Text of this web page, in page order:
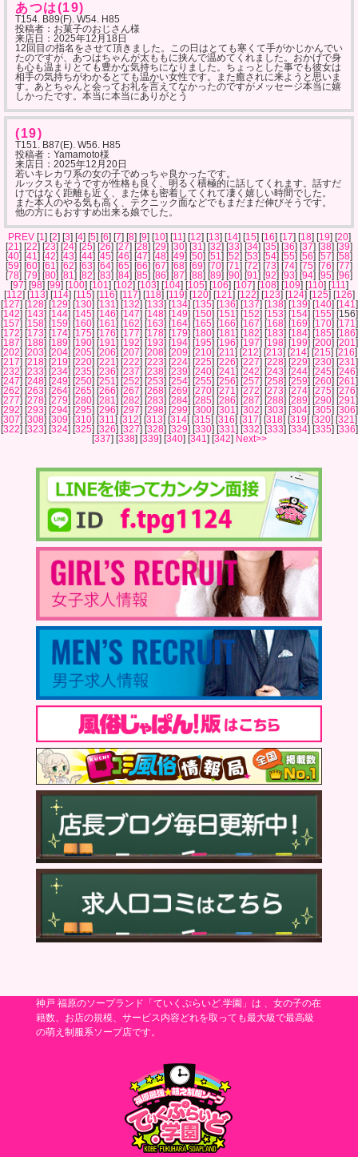
あつは(19)
T154. B89(F). W54. H85
投稿者：お菓子のおじさん様
来店日： 2025年12月18日
12回目の指名をさせて頂きました。この日はとても寒くて手がかじかんでい
たのですが、あつはちゃんが太ももに挟んで温めてくれました。おかげで身
も心も温まりとても豊かな気持ちになりました。ちょっとした事でも彼女は
相手の気持ちがわかるとても温かい女性です。また癒されに来ようと思いま
す。あとちゃんと会ってお礼を言えてなかったのですがメッセージ本当に嬉
しかったです。本当に本当にありがとう
(19)
T151. B87(E). W56. H85
投稿者：Yamamoto様
来店日： 2025年12月20日
若いキレカワ系の女の子でめっちゃ良かったです。
ルックスもそうですが性格も良く、明るく積極的に話してくれます。話すだ
けではなく距離も近く、また体も密着してくれて凄く嬉しい時間でした。
また本人のやる気も高く、テクニック面などでもまだまだ伸びそうです。
他の方にもおすすめ出来る娘でした。
PREV[1] [2] [3] [4] [5] [6] [7] [8] [9] [10] [11] [12] [13] [14] [15] [16] [17] [18] [19] [20]
[21] [22] [23] [24] [25] [26] [27] [28] [29] [30] [31] [32] [33] [34] [35] [36] [37] [38] [39]
[40] [41] [42] [43] [44] [45] [46] [47] [48] [49] [50] [51] [52] [53] [54] [55] [56] [57] [58]
[59] [60] [61] [62] [63] [64] [65] [66] [67] [68] [69] [70] [71] [72] [73] [74] [75] [76] [77]
[78] [79] [80] [81] [82] [83] [84] [85] [86] [87] [88] [89] [90] [91] [92] [93] [94] [95] [96]
[97] [98] [99] [100] [101] [102] [103] [104] [105] [106] [107] [108] [109] [110] [111]
[112] [113] [114] [115] [116] [117] [118] [119] [120] [121] [122] [123] [124] [125] [126]
[127] [128] [129] [130] [131] [132] [133] [134] [135] [136] [137] [138] [139] [140] [141]
[142] [143] [144] [145] [146] [147] [148] [149] [150] [151] [152] [153] [154] [155] [156]
[157] [158] [159] [160] [161] [162] [163] [164] [165] [166] [167] [168] [169] [170] [171]
[172] [173] [174] [175] [176] [177] [178] [179] [180] [181] [182] [183] [184] [185] [186]
[187] [188] [189] [190] [191] [192] [193] [194] [195] [196] [197] [198] [199] [200] [201]
[202] [203] [204] [205] [206] [207] [208] [209] [210] [211] [212] [213] [214] [215] [216]
[217] [218] [219] [220] [221] [222] [223] [224] [225] [226] [227] [228] [229] [230] [231]
[232] [233] [234] [235] [236] [237] [238] [239] [240] [241] [242] [243] [244] [245] [246]
[247] [248] [249] [250] [251] [252] [253] [254] [255] [256] [257] [258] [259] [260] [261]
[262] [263] [264] [265] [266] [267] [268] [269] [270] [271] [272] [273] [274] [275] [276]
[277] [278] [279] [280] [281] [282] [283] [284] [285] [286] [287] [288] [289] [290] [291]
[292] [293] [294] [295] [296] [297] [298] [299] [300] [301] [302] [303] [304] [305] [306]
[307] [308] [309] [310] [311] [312] [313] [314] [315] [316] [317] [318] [319] [320] [321]
[322] [323] [324] [325] [326] [327] [328] [329] [330] [331] [332] [333] [334] [335] [336]
[337] [338] [339] [340] [341] [342] Next>>
神戸 福原のソープランド「ていくぷらいど.学園」は 、女の子の在
籍数、お店の規模、サービス内容どれを取っても最大級で最高級
の萌え制服系ソープ店です。